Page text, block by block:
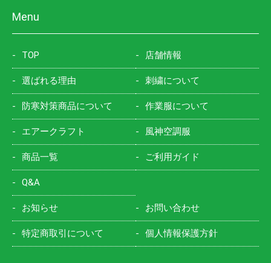
Menu
TOP 店舗情報
選ばれる理由 刺繍について
防寒対策商品について 作業服について
エアークラフト 風神空調服
商品一覧 ご利用ガイド
Q&A
お知らせ お問い合わせ
特定商取引について 個人情報保護方針